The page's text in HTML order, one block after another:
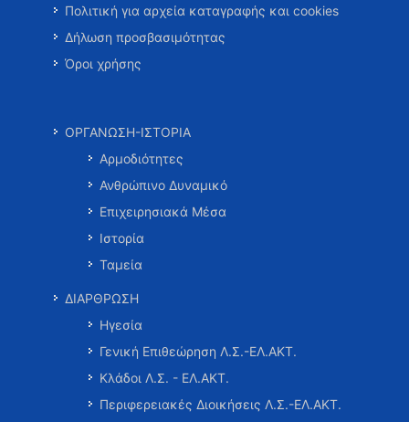
Πολιτική για αρχεία καταγραφής και cookies
Δήλωση προσβασιμότητας
Όροι χρήσης
ΟΡΓΑΝΩΣΗ-ΙΣΤΟΡΙΑ
Αρμοδιότητες
Ανθρώπινο Δυναμικό
Επιχειρησιακά Μέσα
Ιστορία
Ταμεία
ΔΙΑΡΘΡΩΣΗ
Ηγεσία
Γενική Επιθεώρηση Λ.Σ.-ΕΛ.ΑΚΤ.
Κλάδοι Λ.Σ. - ΕΛ.ΑΚΤ.
Περιφερειακές Διοικήσεις Λ.Σ.-ΕΛ.ΑΚΤ.